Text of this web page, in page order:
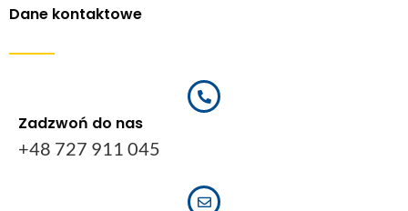
Dane kontaktowe
Zadzwoń do nas
+48 727 911 045